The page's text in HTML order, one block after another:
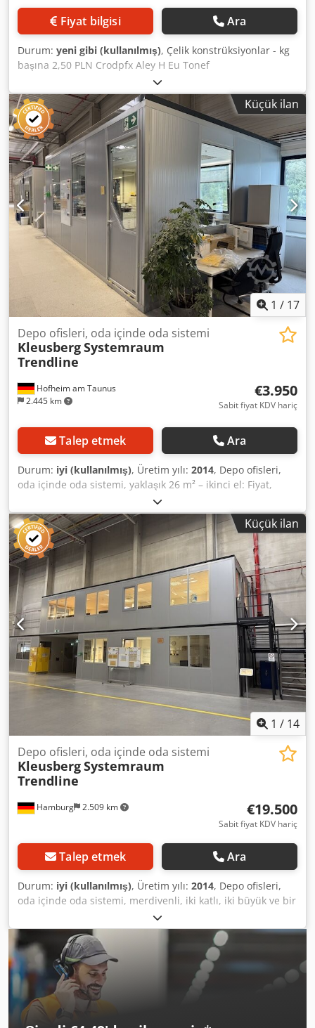
Fiyat bilgisi Ara
Durum: yeni gibi (kullanılmış), Çelik konstrüksiyonlar - kg
başına 2,50 PLN Crodpfx Aley H Eu Tonef
Küçük ilan
1 / 17
Hofheim am Taunus
2.445 km
Depo ofisleri, oda içinde oda sistemi
KleusbergSystemraum
Trendline
€3.950
Sabit fiyat KDV hariç
Talep etmek Ara
Durum: iyi (kullanılmış), Üretim yılı: 2014, Depo ofisleri,
oda içinde oda sistemi, yaklaşık 26 m² – ikinci el: Fiyat,
depodan teslimde: 3.950,00 € (KDV hariç), sökülmüş,
paketlenmiş ve yüklenmiş halde! Pozisyon 2: Üretici:
Kleusberg Tip: Systemraum Trendline Üretim yılı:
bilinmiyor, muhtemelen 2014 Çatı, maksimum 100 kg insan
yükü ile üzerinde yürünebilir. Eleman genişliği: yaklaşık
1,03 m Uzunluk: yaklaşık 6,31 m (6 eleman) Derinlik:
yaklaşık 4,24 m (4 eleman) Crjdpezqz A Eofx Alnef Zemin
kat yüksekliği: yaklaşık 2,96 m 1 adet kapı Tüm ofisler 3
taraftan kapalıdır ve bu nedenle bir tarafı salon duvarına
yaslıdır. Zeminsiz Durum: iyi Teslimat: yaklaşık 4. çeyrek /
2026'dan itibaren Konum: Hamburg
Küçük ilan
1 / 14
Hamburg 2.509 km
Depo ofisleri, oda içinde oda sistemi
KleusbergSystemraum
Trendline
€19.500
Sabit fiyat KDV hariç
Talep etmek Ara
Durum: iyi (kullanılmış), Üretim yılı: 2014, Depo ofisleri,
oda içinde oda sistemi, merdivenli, iki katlı, iki büyük ve bir
küçük oda – ikinci el: Fiyat, depodan teslimde: 19.500 €
(net), sökülmüş, paketlenmiş ve yüklenmiş halde! Madde 1:
Üretici: Kleusberg Tip: Systemraum Trendline Üretim yılı:
bilinmiyor, muhtemelen 2014 Crodpozqz D Aefx Alnjf
Yükseklik: yaklaşık 6 metre Çatıya yürünebilir, maksimum
kişi yükü 100 kg Eleman genişliği: yaklaşık 1,03 metre
Uzunluk: yaklaşık 21,40 metre, geçiş için "boşluk" yaklaşık
4,40 metre uzunluğunda Derinlik: yaklaşık 4,24 metre